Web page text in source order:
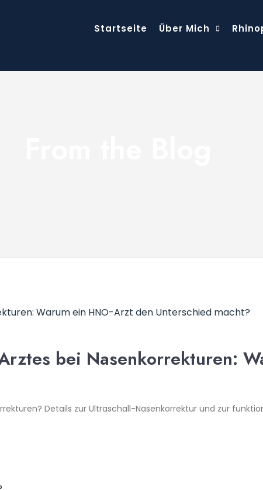
Startseite Über Mich
bei Nasenkorrekturen:
Details zur Ultraschall-Nasenkorrektur und zur